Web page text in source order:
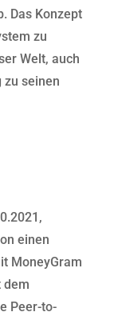
Das Konzept
zu
Welt, auch
zu seinen
einen
MoneyGram
dem
Peer-to-